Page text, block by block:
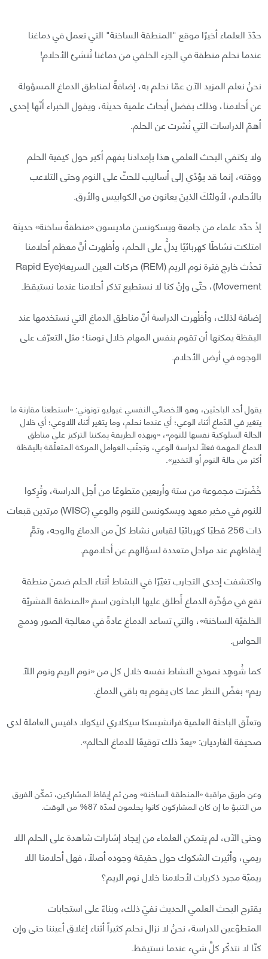
حدّدَ العلماء أخيرًا موقع "المنطقة الساخنة" التي تعمل في دماغنا
عندما نحلم منطقة في الجزء الخلفي من دماغنا تُنشئ الأحلام!
نحنُ نعلم المزيد الآن عمّا نحلم به، إضافةً لمناطق الدماغ المسؤولة
عن أحلامنا، وذلك بفضل أبحاث علمية حديثة، ويقول الخبراء أنّها إحدى
أهمّ الدراسات التي نُشرت عن الحلم.
ولا يكتفي البحث العلمي هذا بإمدادنا بفهم أكبر حول كيفية الحلم
ووقته، إنما قد يؤدّي إلى أساليب للحثّ على النوم وحتى التلاعب
بالأحلام، لأولئكَ الذينَ يعانون من الكوابيس والأرق.
إذْ حدّد علماء من جامعة ويسكونسن ماديسون «منطقةً ساخنة» حديثة
امتلكت نشاطًا كهربائيًا يدلُّ على الحلم، وأظهرت أنَّ معظم أحلامنا
تحدُث خارج فترة نوم الريم (REM) حركات العين السريعةRapid Eye)
Movement)، حتّى وإنْ كنا لا نستطيع تذكر أحلامنا عندما نستيقظ.
إضافة لذلك، وأظْهرت الدراسة أنَّ مناطق الدماغ التي نستخدمها عند
اليقظة يمكنها أن تقوم بنفس المهام خلال نومنا؛ مثل التعرّف على
الوجوه في أرض الأحلام.
يقول أحد الباحثين، وهو الأخصائي النفسي غيوليو تونوني: «استطعنا مقارنة ما
يتغير في الدّماغ أثناء الوعي؛ أي عندما نحلم، وما يتغير أثناء اللاوعي؛ أي خلال
الحالة السلوكية نفسها للنوم»، «وبهذه الطريقة يمكننا التركيز على مناطق
الدماغ المهمة فعلًا لدراسة الوعي، وتجنّب العوامل المربِكة المتعلّقة باليقظة
أكثر من حالة النوم أو التخدير».
حُضّرَت مجموعة من ستة وأربعين متطوعًا من أجل الدراسة، وتُرِكوا
للنوم في مخبر معهد ويسكونسن للنوم والوعي (WISC) مرتدين قبعات
ذات 256 قطبًا كهربائيًا لقياس نشاط كلّ من الدماغ والوجه، وتمَّ
إيقاظهم عند مراحل متعددة لسؤالهم عن أحلامهم.
واكتشفت إحدى التجارب تغيّرًا في النشاط أثناء الحلم ضمنَ منطقة
تقع في مؤخّرة الدماغ أَطلق عليها الباحثون اسمَ «المنطقة القشريّة
الخلفيّة الساخنة»، والتي تساعد الدماغ عادةً في معالجة الصور ودمج
الحواس.
كما شُوهِد نموذج النشاط نفسه خلال كل من «نوم الريم ونوم اللّا
ريم» بغضّ النظر عما كان يقوم به باقي الدماغ.
وتعلّق الباحثة العلمية فرانشيسكا سيكلاري لنيكولا دافيس العاملة لدى
صحيفة الغارديان: «يعدّ ذلك توقيعًا للدماغ الحالم».
وعن طريق مراقبة «المنطقة الساخنة» ومن ثم إيقاظ المشاركين، تمكّن الفريق
من التنبؤ ما إن كان المشاركون كانوا يحلمون لمدّة 87% من الوقت.
وحتى الآن، لم يتمكن العلماء من إيجاد إشارات شاهدة على الحلم اللا
ريمي، وأثيرت الشكوك حول حقيقة وجوده أصلًا، فهل أحلامنا اللا
ريميّة مجرد ذكريات لأحلامنا خلال نوم الريم؟
يقترح البحث العلمي الحديث نفيَ ذلك، وبناءً على استجابات
المتطوّعين للدراسة، نحنُ لا نزال نحلم كثيراً أثناء إغلاق أعيننا حتى وإن
كنّا لا نتذكّر كلَّ شيء عندما نستيقظ.